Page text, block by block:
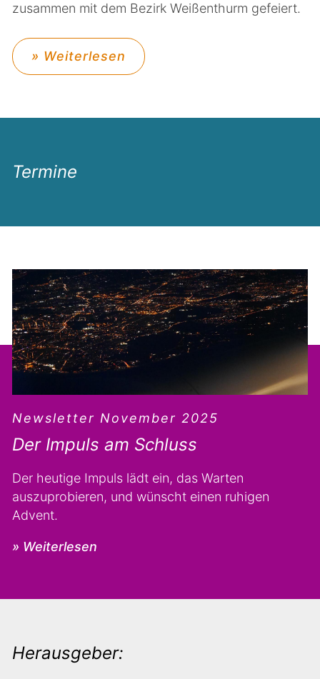
zusammen mit dem Bezirk Weißenthurm gefeiert.
» Weiterlesen
Termine
Newsletter November 2025
Der Impuls am Schluss
Der heutige Impuls lädt ein, das Warten
auszuprobieren, und wünscht einen ruhigen
Advent.
» Weiterlesen
Herausgeber: